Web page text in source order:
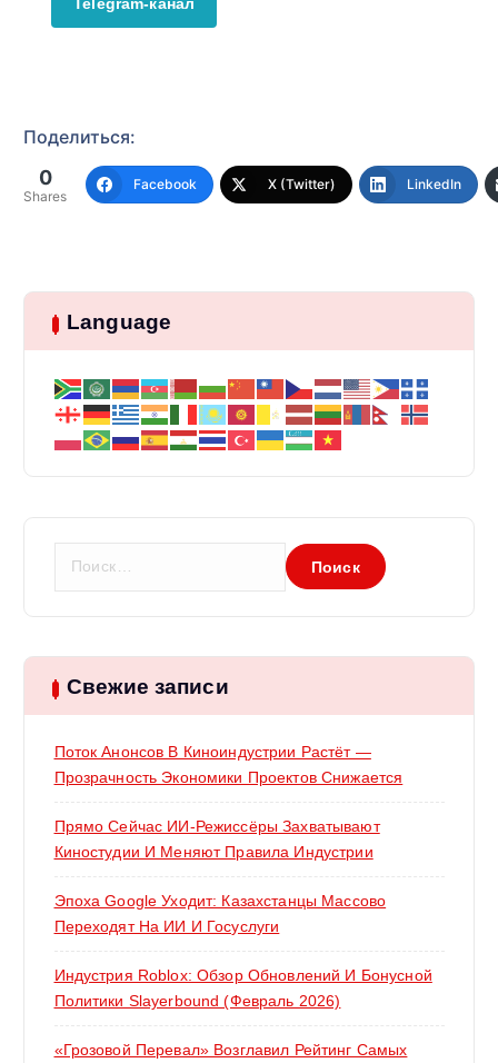
Поделиться:
0
Shares
Facebook X (Twitter) LinkedIn
Language
и
: Свежие записи
Поток Анонсов В Киноиндустрии Растёт —
Прозрачность Экономики Проектов Снижается
Прямо Сейчас ИИ-Режиссёры Захватывают
Киностудии И Меняют Правила Индустрии
Эпоха Google Уходит: Казахстанцы Массово
Переходят На ИИ И Госуслуги
Индустрия Roblox: Обзор Обновлений И Бонусной
Политики Slayerbound (февраль 2026)
«Грозовой Перевал» Возглавил Рейтинг Самых